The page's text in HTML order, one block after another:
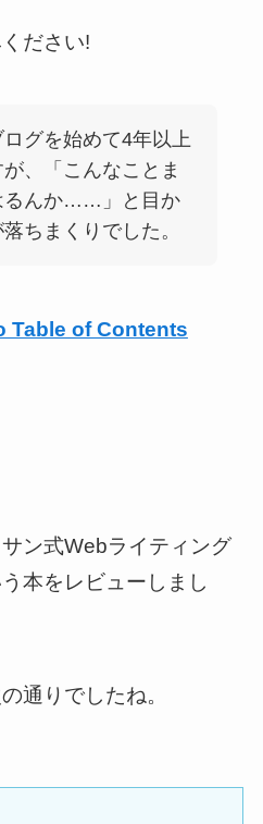
ださい!
グを始めて4年以上
、「こんなことま
るんか……」と目か
ちまくりでした。
Table of Contents
ン式Webライティング
本をレビューしまし
通りでしたね。